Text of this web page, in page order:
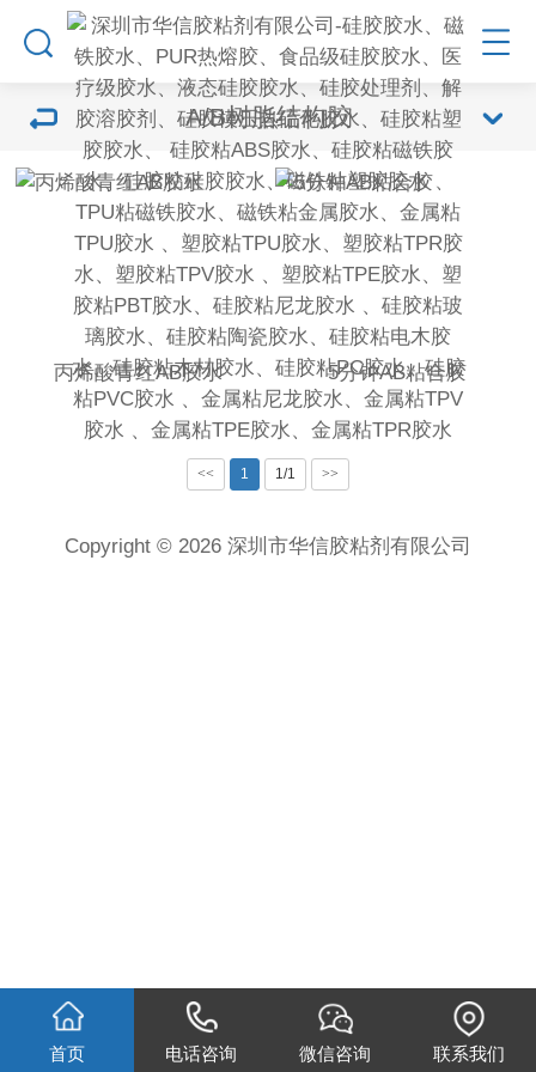
A/B树脂结构胶
丙烯酸青红AB胶水 5分钟AB粘合胶
<< 1 1/1 >>
Copyright © 2026 深圳市华信胶粘剂有限公司
首页 电话咨询 微信咨询 联系我们